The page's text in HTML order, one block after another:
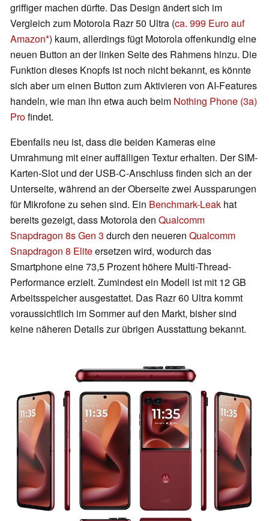
griffiger machen dürfte. Das Design ändert sich im
Vergleich zum Motorola Razr 50 Ultra (ca. 999 Euro auf
Amazon ) kaum, allerdings fügt Motorola offenkundig eine
neuen Button an der linken Seite des Rahmens hinzu. Die
Funktion dieses Knopfs ist noch nicht bekannt, es könnte
sich aber um einen Button zum Aktivieren von AI-Features
handeln, wie man ihn etwa auch beim Nothing Phone (3a)
Profindet.
Ebenfalls neu ist, dass die beiden Kameras eine
Umrahmung mit einer auffälligen Textur erhalten. Der SIM-
Karten-Slot und der USB-C-Anschluss finden sich an der
Unterseite, während an der Oberseite zwei Aussparungen
für Mikrofone zu sehen sind. Ein Benchmark-Leak hat
bereits gezeigt, dass Motorola den Qualcomm
Snapdragon 8s Gen 3 durch den neueren Qualcomm
Snapdragon 8 Eliteersetzen wird, wodurch das
Smartphone eine 73,5 Prozent höhere Multi-Thread-
Performance erzielt. Zumindest ein Modell ist mit 12 GB
Arbeitsspeicher ausgestattet. Das Razr 60 Ultra kommt
voraussichtlich im Sommer auf den Markt, bisher sind
keine näheren Details zur übrigen Ausstattung bekannt.